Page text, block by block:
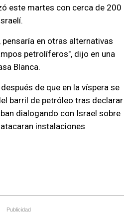
este martes con cerca de 200
pensaría en otras alternativas
petrolíferos", dijo en una
Blanca.
de que en la víspera se
barril de petróleo tras declarar
dialogando con Israel sobre
instalaciones
Publicidad